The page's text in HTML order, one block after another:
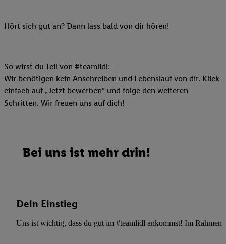
Hört sich gut an? Dann lass bald von dir hören!
So wirst du Teil von #teamlidl:
Wir benötigen kein Anschreiben und Lebenslauf von dir. Klick
einfach auf „Jetzt bewerben“ und folge den weiteren
Schritten. Wir freuen uns auf dich!
Bei uns ist mehr drin!
Dein Einstieg
Uns ist wichtig, dass du gut im #teamlidl ankommst! Im Rahmen